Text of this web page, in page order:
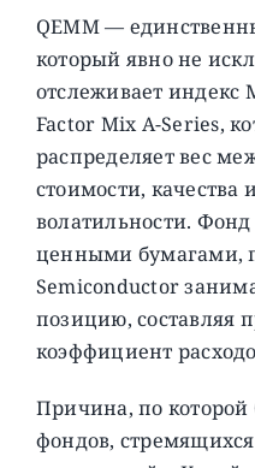
QEMM —
который явно не
отслеживает индекс
Factor Mix A-Series,
распределяет вес
стоимости,
волатильности.
ценными бумагами,
Semiconductor
позицию, составляя
коэффициент
Причина, по которой
фондов,